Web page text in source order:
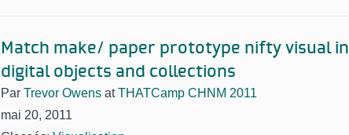
Match make/ paper prototype nifty visual
digital objects and collections
Par Trevor Owens atTHATCamp CHNM 2011
mai 20, 2011